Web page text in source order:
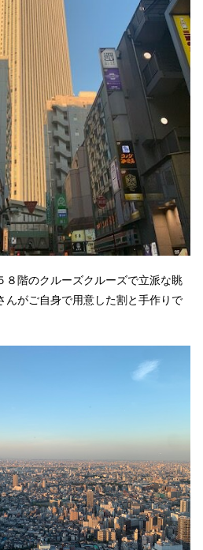
８階のクルーズクルーズで立派な眺
んがご自身で用意した割と手作りで